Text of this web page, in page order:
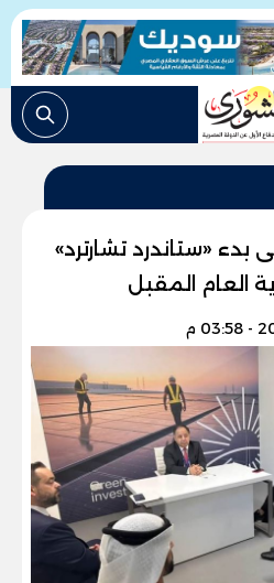
بدء «ستاندرد تشارترد»
العام المقبل